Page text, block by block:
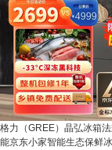
格力（GREE）晶弘冰箱
能京东小家智能生态保鲜